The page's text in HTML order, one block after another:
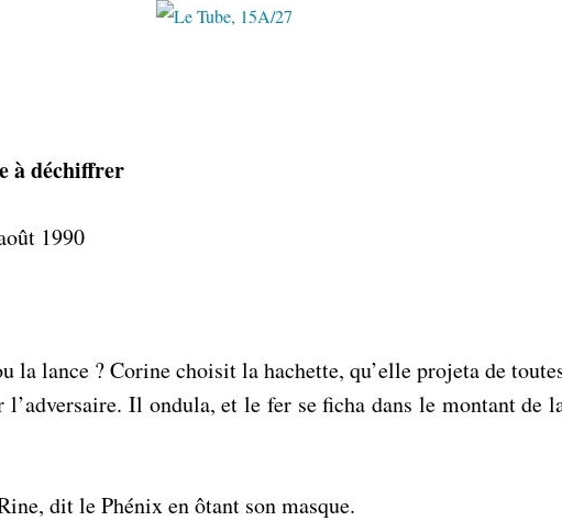
à déchiffrer
1990
la lance ? Corine choisit la hachette, qu’elle projeta de
l’adversaire. Il ondula, et le fer se ficha dans le montant de
dit le Phénix en ôtant son masque.